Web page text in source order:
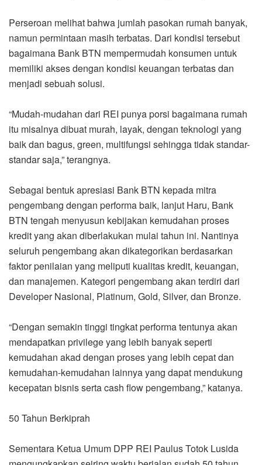
Perseroan melihat bahwa jumlah pasokan rumah banyak,
namun permintaan masih terbatas. Dari kondisi tersebut
bagaimana Bank BTN mempermudah konsumen untuk
memiliki akses dengan kondisi keuangan terbatas dan
menjadi sebuah solusi.
“Mudah-mudahan dari REI punya porsi bagaimana rumah
itu misalnya dibuat murah, layak, dengan teknologi yang
baik dan bagus, green, multifungsi sehingga tidak standar-
standar saja,” terangnya.
Sebagai bentuk apresiasi Bank BTN kepada mitra
pengembang dengan performa baik, lanjut Haru, Bank
BTN tengah menyusun kebijakan kemudahan proses
kredit yang akan diberlakukan mulai tahun ini. Nantinya
seluruh pengembang akan dikategorikan berdasarkan
faktor penilaian yang meliputi kualitas kredit, keuangan,
dan manajemen. Kategori pengembang akan terdiri dari
Developer Nasional, Platinum, Gold, Silver, dan Bronze.
“Dengan semakin tinggi tingkat performa tentunya akan
mendapatkan privilege yang lebih banyak seperti
kemudahan akad dengan proses yang lebih cepat dan
kemudahan-kemudahan lainnya yang dapat mendukung
kecepatan bisnis serta cash flow pengembang,” katanya.
50 Tahun Berkiprah
Sementara Ketua Umum DPP REI Paulus Totok Lusida